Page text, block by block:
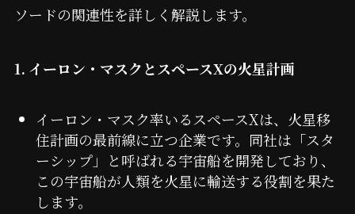
ソードの関連性を詳しく解説します。
1. イーロン・マスクとスペースXの火星計画
イーロン・マスク率いるスペースXは、火星移
住計画の最前線に立つ企業です。同社は「スタ
ーシップ」と呼ばれる宇宙船を開発しており、
この宇宙船が人類を火星に輸送する役割を果た
します。